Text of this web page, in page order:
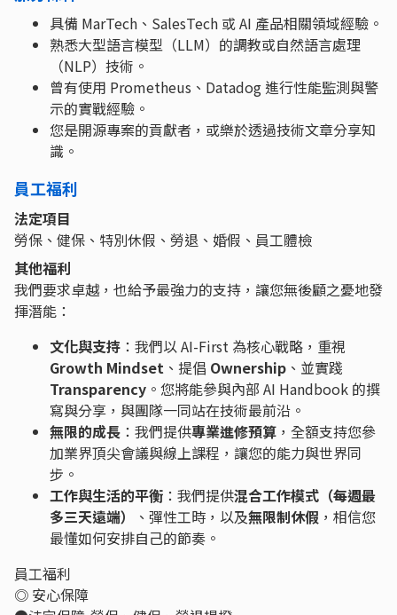
具備 MarTech、SalesTech 或 AI 產品相關領域經驗。
熟悉大型語言模型（LLM）的調教或自然語言處理
（NLP）技術。
曾有使用 Prometheus、Datadog 進行性能監測與警
示的實戰經驗。
您是開源專案的貢獻者，或樂於透過技術文章分享知
識。
員工福利
法定項目
勞保、健保、特別休假、勞退、婚假、員工體檢
其他福利
我們要求卓越，也給予最強力的支持，讓您無後顧之憂地發
揮潛能：
文化與支持 ：我們以 AI-First 為核心戰略，重視
Growth Mindset 、提倡 Ownership 、並實踐
Transparency 。您將能參與內部 AI Handbook 的撰
寫與分享，與團隊一同站在技術最前沿。
無限的成長 ：我們提供專業進修預算 ，全額支持您參
加業界頂尖會議與線上課程，讓您的能力與世界同
步。
工作與生活的平衡 ：我們提供混合工作模式（每週最
多三天遠端）
、彈性工時，以及無限制休假 ，相信您
最懂如何安排自己的節奏。
員工福利
◎ 安心保障